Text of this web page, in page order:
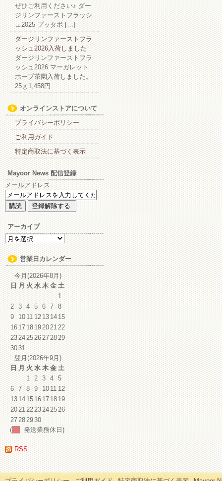
ぜひご利用ください♪ ダー
ジリンファーストフラッシ
ュ2025 プッタボ […]
ダージリンファーストフラ
ッシュ2026入荷しました
ダージリンファーストフラ
ッシュ2026 マーガレット
ホープ茶園入荷しました。
25ｇ1,458円
オンラインストアについて
プライバシーポリシー
ご利用ガイド
特定商取法に基づく表示
Mayoor News 配信登録
メールアドレス:
アーカイブ
ア
ー
カ
イ
ブ
営業日カレンダー
今月(2026年8月)
日 月 火 水 木 金 土
1
2 3 4 5 6 7 8
9 1011 12131415
16171819202122
23242526272829
3031
翌月(2026年9月)
日 月 火 水 木 金 土
1 2 3 4 5
6 7 8 9 1011 12
13141516171819
20212223242526
27282930
(
発送業務休日)
RSS